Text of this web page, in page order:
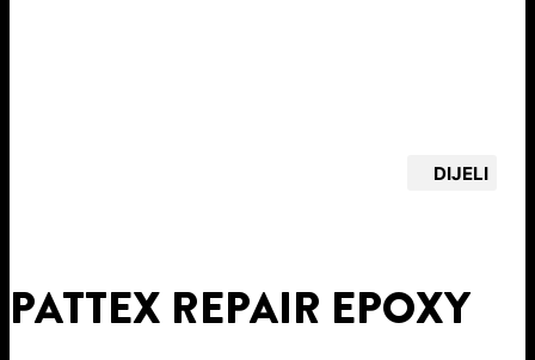
DIJELI
PATTEX REPAIR EPOXY